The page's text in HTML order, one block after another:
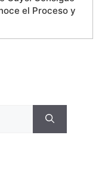
el Proceso y